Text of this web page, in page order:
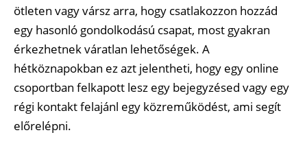
ötleten vagy vársz arra, hogy csatlakozzon hozzád
egy hasonló gondolkodású csapat, most gyakran
érkezhetnek váratlan lehetőségek. A
hétköznapokban ez azt jelentheti, hogy egy online
csoportban felkapott lesz egy bejegyzésed vagy egy
régi kontakt felajánl egy közreműködést, ami segít
előrelépni.